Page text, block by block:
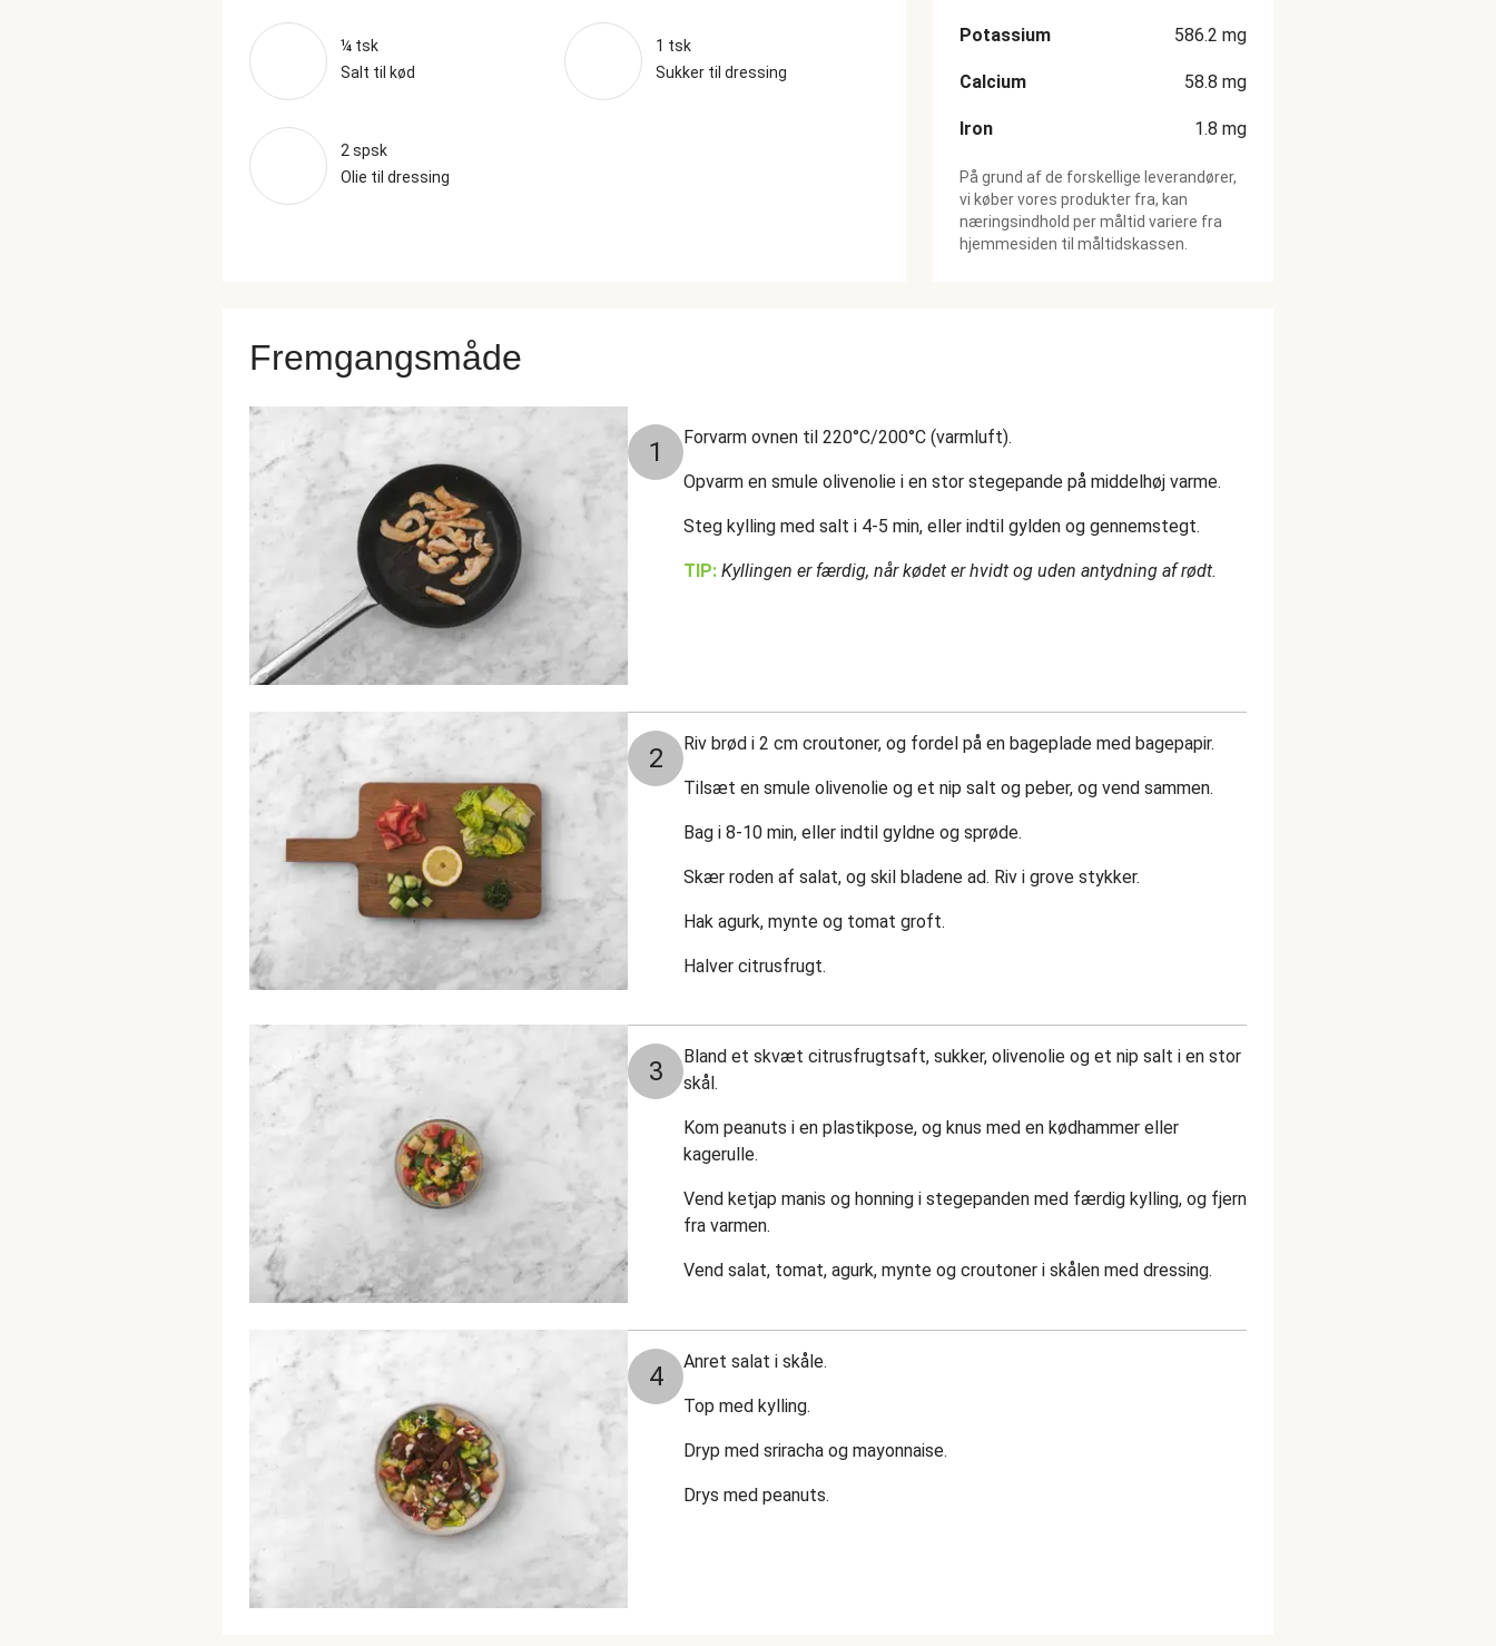
¼ tsk
Salt til kød
1 tsk
Sukker til dressing
2 spsk
Olie til dressing
Potassium 586.2 mg
Calcium 58.8 mg
Iron 1.8 mg
På grund af de forskellige leverandører,
vi køber vores produkter fra, kan
næringsindhold per måltid variere fra
hjemmesiden til måltidskassen.
Fremgangsmåde
1 Forvarm ovnen til 220°C/200°C (varmluft).
Opvarm en smule olivenolie i en stor stegepande på middelhøj varme.
Steg kylling med salt i 4-5 min, eller indtil gylden og gennemstegt.
TIP: Kyllingen er færdig, når kødet er hvidt og uden antydning af rødt.
2 Riv brød i 2 cm croutoner, og fordel på en bageplade med bagepapir.
Tilsæt en smule olivenolie og et nip salt og peber, og vend sammen.
Bag i 8-10 min, eller indtil gyldne og sprøde.
Skær roden af salat, og skil bladene ad. Riv i grove stykker.
Hak agurk, mynte og tomat groft.
Halver citrusfrugt.
3
Bland et skvæt citrusfrugtsaft, sukker, olivenolie og et nip salt i en stor
skål.
Kom peanuts i en plastikpose, og knus med en kødhammer eller
kagerulle.
Vend ketjap manis og honning i stegepanden med færdig kylling, og fjern
fra varmen.
Vend salat, tomat, agurk, mynte og croutoner i skålen med dressing.
4 Anret salat i skåle.
Top med kylling.
Dryp med sriracha og mayonnaise.
Drys med peanuts.